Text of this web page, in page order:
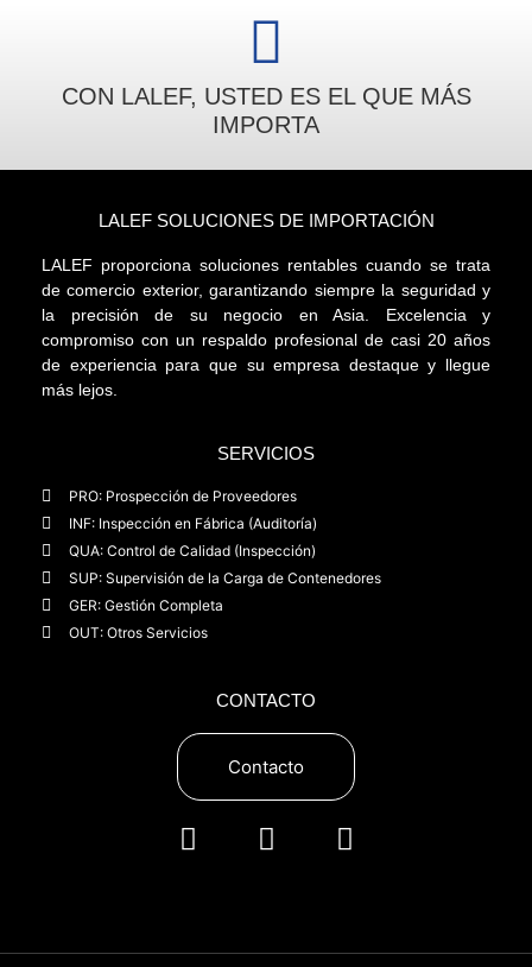
CON LALEF, USTED ES EL QUE MÁS
IMPORTA
LALEF SOLUCIONES DE IMPORTACIÓN
LALEF proporciona soluciones rentables cuando se trata
de comercio exterior, garantizando siempre la seguridad y
la precisión de su negocio en Asia. Excelencia y
compromiso con un respaldo profesional de casi 20 años
de experiencia para que su empresa destaque y llegue
más lejos.
SERVICIOS
PRO: Prospección de Proveedores
INF: Inspección en Fábrica (Auditoría)
QUA: Control de Calidad (Inspección)
SUP: Supervisión de la Carga de Contenedores
GER: Gestión Completa
OUT: Otros Servicios
CONTACTO
Contacto